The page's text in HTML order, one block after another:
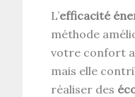
L’efficacité
méthode
votre confort
mais elle
réaliser des